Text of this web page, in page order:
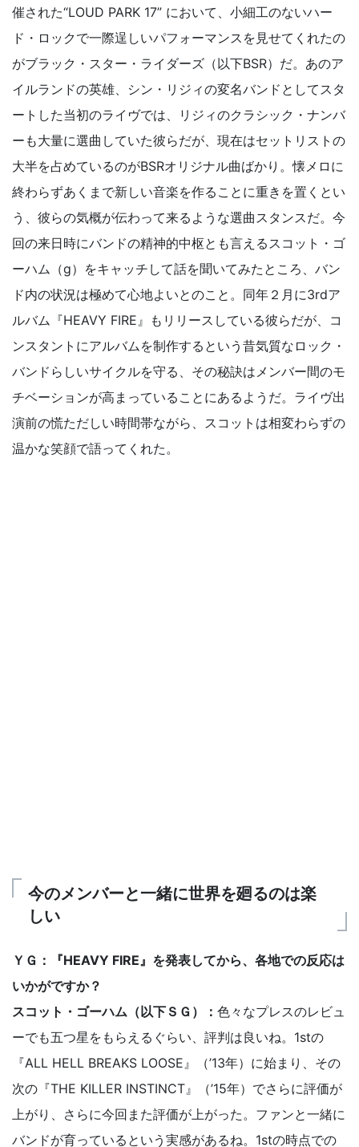
催された“LOUD PARK 17” において、小細工のないハー
ド・ロックで一際逞しいパフォーマンスを見せてくれたの
がブラック・スター・ライダーズ（以下BSR）だ。あのア
イルランドの英雄、シン・リジィの変名バンドとしてスタ
ートした当初のライヴでは、リジィのクラシック・ナンバ
ーも大量に選曲していた彼らだが、現在はセットリストの
大半を占めているのがBSRオリジナル曲ばかり。懐メロに
終わらずあくまで新しい音楽を作ることに重きを置くとい
う、彼らの気概が伝わって来るような選曲スタンスだ。今
回の来日時にバンドの精神的中枢とも言えるスコット・ゴ
ーハム（g）をキャッチして話を聞いてみたところ、バン
ド内の状況は極めて心地よいとのこと。同年２月に3rdア
ルバム『HEAVY FIRE』もリリースしている彼らだが、コ
ンスタントにアルバムを制作するという昔気質なロック・
バンドらしいサイクルを守る、その秘訣はメンバー間のモ
チベーションが高まっていることにあるようだ。ライヴ出
演前の慌ただしい時間帯ながら、スコットは相変わらずの
温かな笑顔で語ってくれた。
今のメンバーと一緒に世界を廻るのは楽
しい
ＹＧ：『HEAVY FIRE』を発表してから、各地での反応は
いかがですか？
スコット・ゴーハム（以下ＳＧ）： 色々なプレスのレビュ
ーでも五つ星をもらえるぐらい、評判は良いね。1stの
『ALL HELL BREAKS LOOSE』（’13年）に始まり、その
次の『THE KILLER INSTINCT』（’15年）でさらに評価が
上がり、さらに今回また評価が上がった。ファンと一緒に
バンドが育っているという実感があるね。1stの時点での